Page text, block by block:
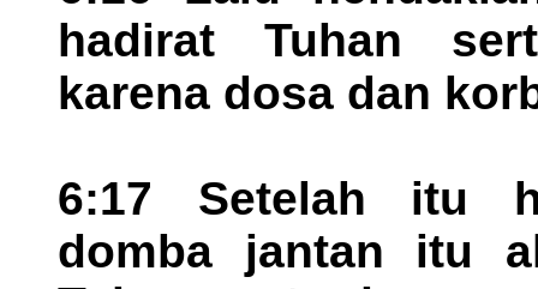
hadirat Tuhan
karena dosa dan
6:17 Setelah itu
domba jantan itu